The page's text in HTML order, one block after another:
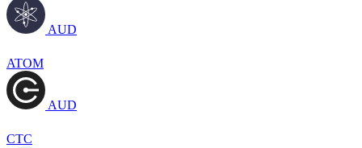
AUD
ATOM
AUD
CTC